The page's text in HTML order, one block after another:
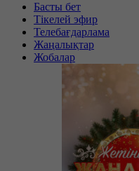
Басты бет
Тікелей эфир
Телебағдарлама
Жаңалықтар
Жобалар